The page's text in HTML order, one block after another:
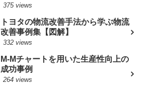
375 views
トヨタの物流改善手法から学ぶ物流
改善事例集【図解】
332 views
M-Mチャートを用いた生産性向上の
成功事例
264 views